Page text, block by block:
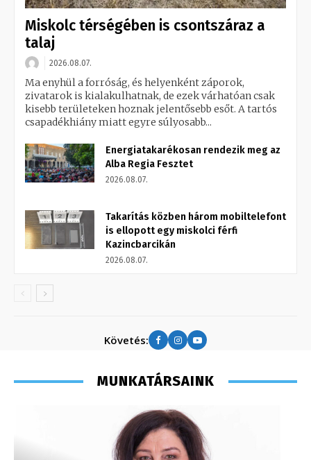
Miskolc térségében is csontszáraz a
talaj
2026.08.07.
Ma enyhül a forróság, és helyenként záporok,
zivatarok is kialakulhatnak, de ezek várhatóan csak
kisebb területeken hoznak jelentősebb esőt. A tartós
csapadékhiány miatt egyre súlyosabb...
Energiatakarékosan rendezik meg az
Alba Regia Fesztet
2026.08.07.
Takarítás közben három mobiltelefont
is ellopott egy miskolci férfi
Kazincbarcikán
2026.08.07.
Követés:
MUNKATÁRSAINK